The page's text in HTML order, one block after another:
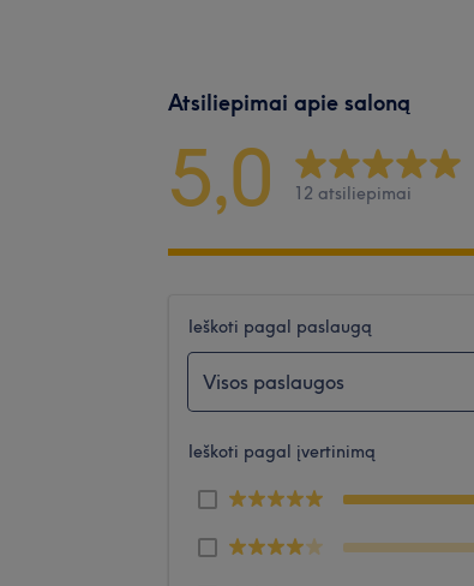
Atsiliepimai apie saloną
5,0 12 atsiliepimai
Ieškoti pagal paslaugą
Visos paslaugos
Ieškoti pagal įvertinimą